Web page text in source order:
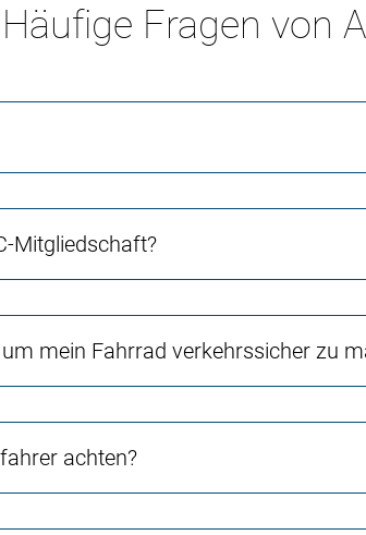
Häufige Fragen von
Mitgliedschaft?
mein Fahrrad verkehrssicher zu
achten?